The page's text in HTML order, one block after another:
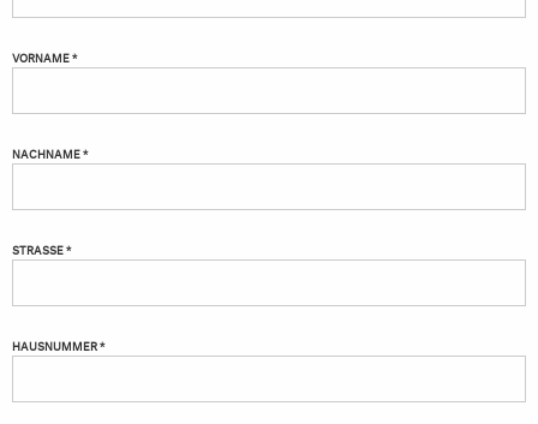
VORNAME *
NACHNAME *
STRASSE *
HAUSNUMMER *